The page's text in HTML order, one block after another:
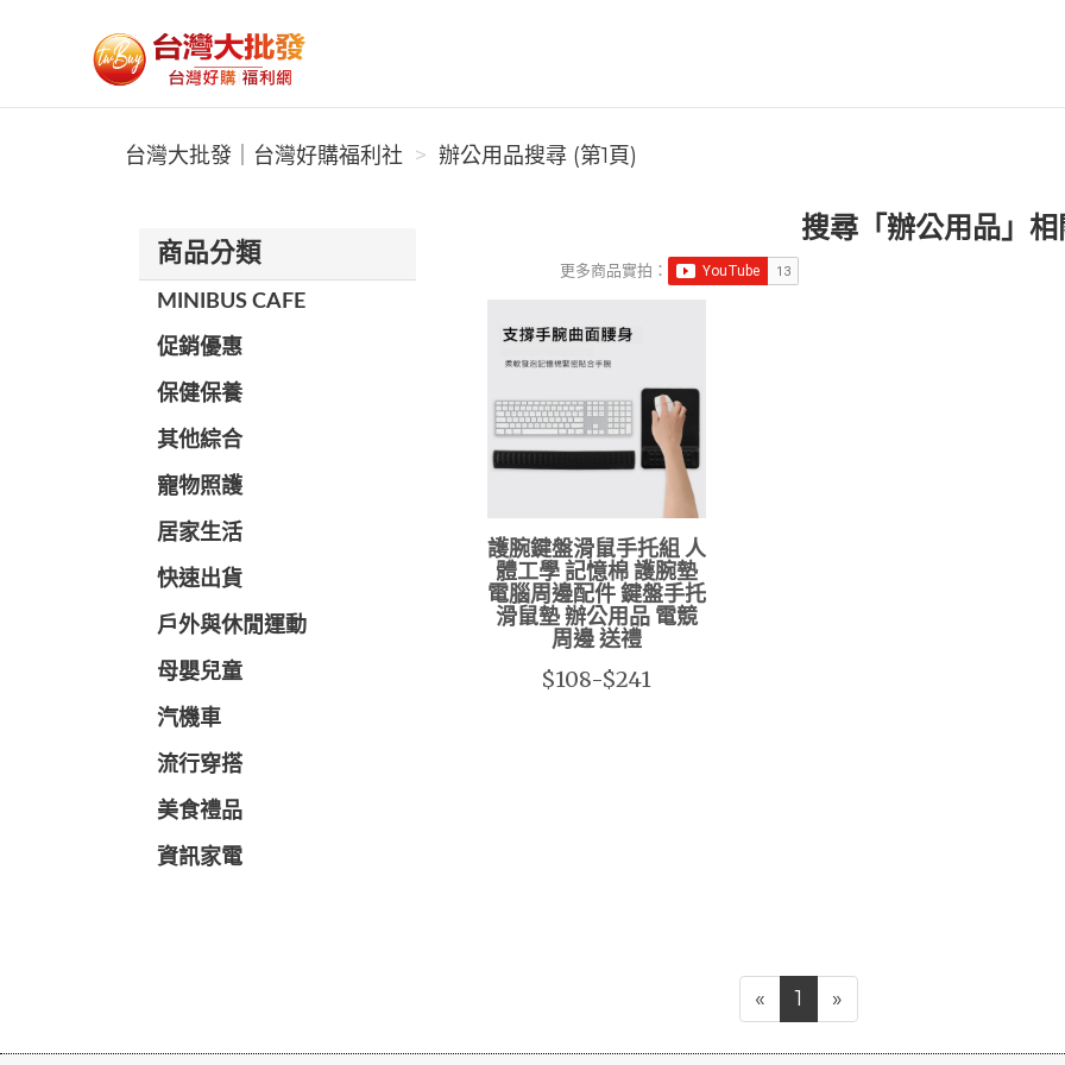
台灣大批發｜台灣好購福利社
台灣大批發｜台灣好購福利社 辦公用品搜尋 (第1頁)
商品分類
MINIBUS CAFE
促銷優惠
保健保養
其他綜合
寵物照護
居家生活
快速出貨
戶外與休閒運動
母嬰兒童
汽機車
流行穿搭
美食禮品
資訊家電
搜尋「辦公用品」相
更多商品實拍：
護腕鍵盤滑鼠手托組 人
體工學 記憶棉 護腕墊
電腦周邊配件 鍵盤手托
滑鼠墊 辦公用品 電競
周邊 送禮
$108-$241
« 1 »